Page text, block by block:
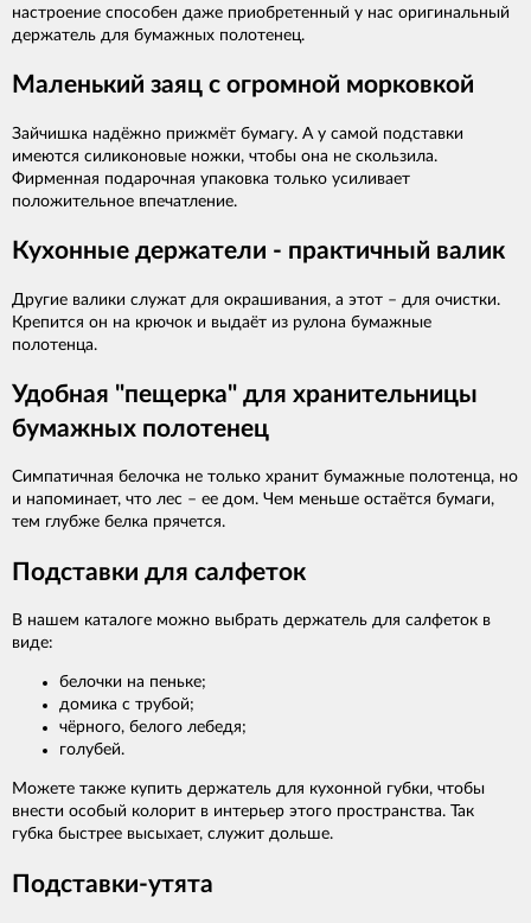
настроение способен даже приобретенный у нас оригинальный
держатель для бумажных полотенец.
Маленький заяц с огромной морковкой
Зайчишка надёжно прижмёт бумагу. А у самой подставки
имеются силиконовые ножки, чтобы она не скользила.
Фирменная подарочная упаковка только усиливает
положительное впечатление.
Кухонные держатели - практичный валик
Другие валики служат для окрашивания, а этот – для очистки.
Крепится он на крючок и выдаёт из рулона бумажные
полотенца.
Удобная "пещерка" для хранительницы
бумажных полотенец
Симпатичная белочка не только хранит бумажные полотенца, но
и напоминает, что лес – ее дом. Чем меньше остаётся бумаги,
тем глубже белка прячется.
Подставки для салфеток
В нашем каталоге можно выбрать держатель для салфеток в
виде:
белочки на пеньке;
домика с трубой;
чёрного, белого лебедя;
голубей.
Можете также купить держатель для кухонной губки, чтобы
внести особый колорит в интерьер этого пространства. Так
губка быстрее высыхает, служит дольше.
Подставки-утята